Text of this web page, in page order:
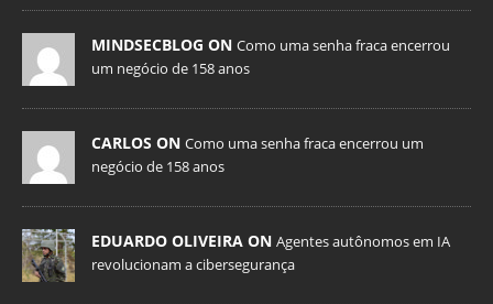
MINDSECBLOG ON Como uma senha fraca encerrou
um negócio de 158 anos
CARLOS ON Como uma senha fraca encerrou um
negócio de 158 anos
EDUARDO OLIVEIRA ON Agentes autônomos em IA
revolucionam a cibersegurança